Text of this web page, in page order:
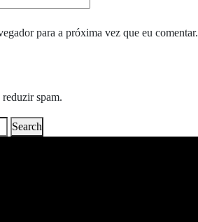
para a próxima vez que eu comentar.
spam.
Search